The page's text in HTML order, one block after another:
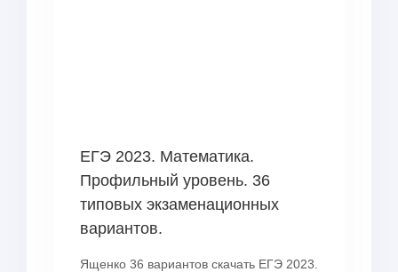
ЕГЭ 2023. Математика.
Профильный уровень. 36
типовых экзаменационных
вариантов.
Ященко 36 вариантов скачать ЕГЭ 2023.